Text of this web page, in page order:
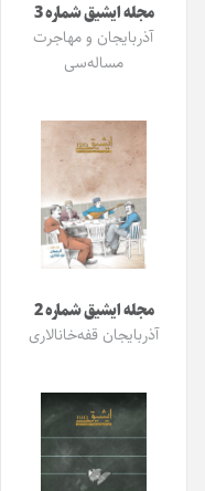
مجله ایشیق شماره 3
آذربایجان و مهاجرت
مساله‌سی
مجله ایشیق شماره 2
آذربایجان قفه‌خانالاری